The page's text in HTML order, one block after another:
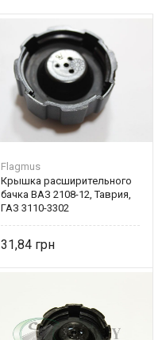
Flagmus
Крышка расширительного
бачка ВАЗ 2108-12, Таврия,
ГАЗ 3110-3302
31,84